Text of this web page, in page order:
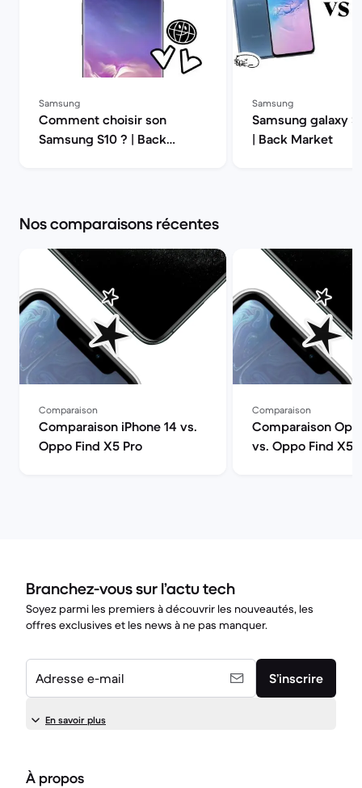
Samsung
Comment choisir son
Samsung S10 ? | Back
Samsung
Samsung galaxy
| Back Market
Nos comparaisons récentes
Comparaison
Comparaison iPhone 14 vs.
Oppo Find X5 Pro
Comparaison
Comparaison
vs. Oppo Find X5
Branchez-vous sur l’actu tech
Soyez parmi les premiers à découvrir les nouveautés, les
offres exclusives et les news à ne pas manquer.
Adresse e-mail S’inscrire
En savoir plus
À propos